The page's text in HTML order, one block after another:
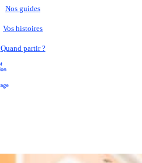
Nos guides
Vos histoires
Quand partir ?